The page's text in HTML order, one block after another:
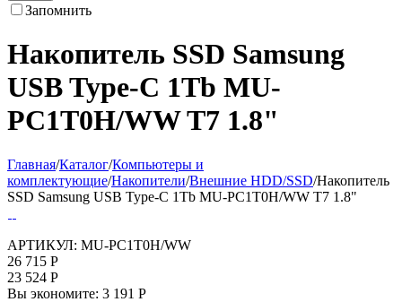
Запомнить
Накопитель SSD Samsung
USB Type-C 1Tb MU-
PC1T0H/WW T7 1.8"
Главная/Каталог/Компьютеры и
комплектующие/Накопители/Внешние HDD/SSD/Накопитель
SSD Samsung USB Type-C 1Tb MU-PC1T0H/WW T7 1.8"
АРТИКУЛ: MU-PC1T0H/WW
26 715 Р
23 524 Р
Вы экономите: 3 191 Р